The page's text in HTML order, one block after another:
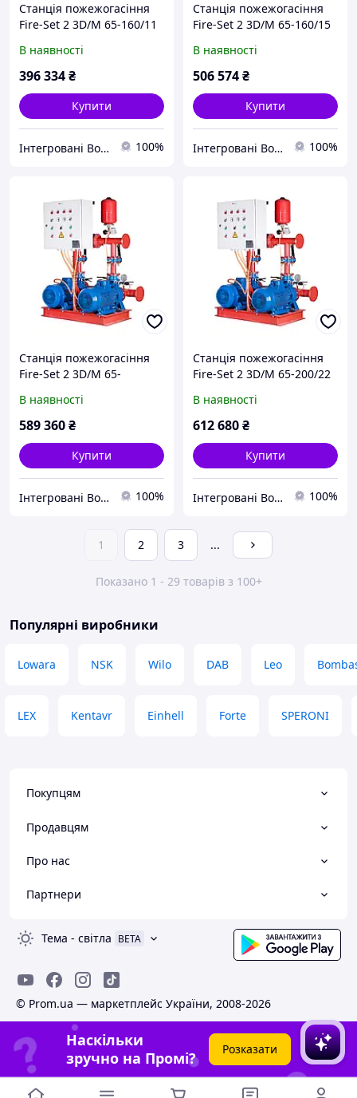
Станція пожежогасіння
Fire-Set 2 3D/M 65-160/11
(1роб+1рез)
Сертифікована ДСНС
В наявності
396 334₴
Купити
Інтегровані Водні Технології ТОВ 100%
Станція пожежогасіння
Fire-Set 2 3D/M 65-160/15
(1роб+1рез)
Сертифікована ДСНС
В наявності
506 574₴
Купити
Інтегровані Водні Технології ТОВ 100%
Станція пожежогасіння
Fire-Set 2 3D/M 65-
год. Н=42м (1роб+1рез)
Сертифікована ДСНС
В наявності
589 360₴
Купити
Інтегровані Водні Технології ТОВ 100%
Станція пожежогасіння
Fire-Set 2 3D/M 65-200/22
(1роб+1рез)
Сертифікована ДСНС
В наявності
612 680₴
Купити
Інтегровані Водні Технології ТОВ 100%
1 2 3 ...
Показано 1 - 29 товарів з 100+
Популярні виробники
Lowara NSK Wilo DAB Leo
LEX Kentavr Einhell Forte SPERONI
Покупцям
Продавцям
Про нас
Партнери
Тема - світла BETA
© Prom.ua — маркетплейс України, 2008-2026
Наскільки
зручно на Промі?
Розказати